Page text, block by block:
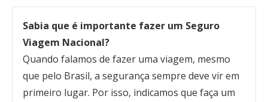
Sabia que é importante fazer um Seguro
Viagem Nacional?
Quando falamos de fazer uma viagem, mesmo
que pelo Brasil, a segurança sempre deve vir em
primeiro lugar. Por isso, indicamos que faça um